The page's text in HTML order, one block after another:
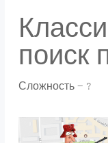
поиск
Сложность — ?